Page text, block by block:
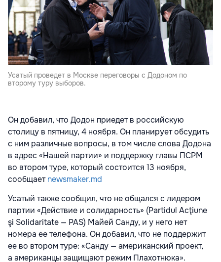
Усатый проведет в Москве переговоры с Додоном по
второму туру выборов.
Он добавил, что Додон приедет в российскую
столицу в пятницу, 4 ноября. Он планирует обсудить
с ним различные вопросы, в том числе слова Додона
в адрес «Нашей партии» и поддержку главы ПСРМ
во втором туре, который состоится 13 ноября,
сообщаетnewsmaker.md
Усатый также сообщил, что не общался с лидером
партии «Действие и солидарность» (Partidul Acţiune
şi Solidaritate — PAS) Майей Санду, и у него нет
номера ее телефона. Он добавил, что не поддержит
ее во втором туре: «Санду — американский проект,
а американцы защищают режим Плахотнюка».